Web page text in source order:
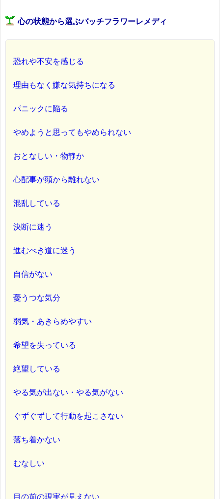
心の状態から選ぶバッチフラワーレメディ
恐れや不安を感じる
理由もなく嫌な気持ちになる
パニックに陥る
やめようと思ってもやめられない
おとなしい・物静か
心配事が頭から離れない
混乱している
決断に迷う
進むべき道に迷う
自信がない
憂うつな気分
弱気・あきらめやすい
希望を失っている
絶望している
やる気が出ない・やる気がない
ぐずぐずして行動を起こさない
落ち着かない
むなしい
目の前の現実が見えない